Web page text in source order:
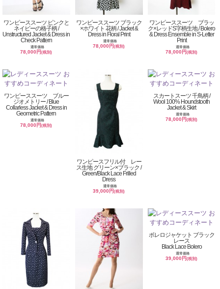
ワンピーススーツ ピンクと
ネイビーの格子柄 /
Unstructured Jacket & Dress in
Check Pattern
通常価格
78,000円(税別)
ワンピーススーツ ブラック
×ホワイト 花柄 / Jacket &
Dress in Floral Print
通常価格
78,000円(税別)
ワンピーススーツ ブラッ
ク×レッドS字柄生地 / Bolero
& Dress Ensemble in S-Letter
Print
通常価格
78,000円(税別)
ワンピーススーツ ブルー
ジオメトリー / Blue
Collarless Jacket & Dress in
Geometric Pattern
通常価格
78,000円(税別)
ワンピースフリル付 レー
ス生地 グリーン×ブラック /
Green/Black Lace Frilled
Dress
通常価格
39,000円(税別)
スカートスーツ 千鳥柄 /
Wool 100% Houndstooth
Jacket & Skirt
通常価格
78,000円(税別)
ボレロジャケット ブラック
レース
Black Lace Bolero
通常価格
39,000円(税別)